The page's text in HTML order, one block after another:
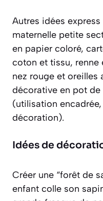
Autres idées
maternelle petite
en papier coloré,
coton et tissu, renne
nez rouge et oreilles
décorative en pot de
(utilisation
décoration).
Idées de
Créer une “forêt de
enfant colle son